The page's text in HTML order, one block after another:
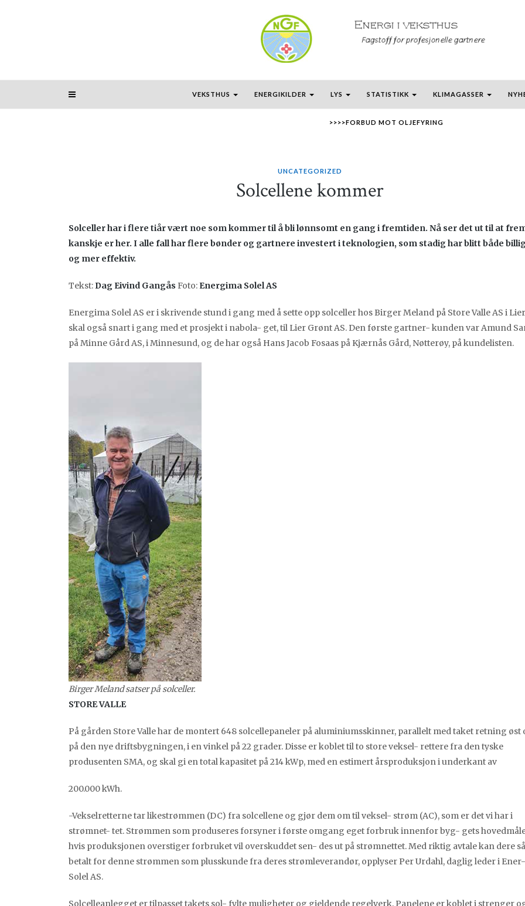
VEKSTHUS ENERGIKILDER LYS STATISTIKK KLIMAGASSER
>>>>FORBUD MOT OLJEFYRING
UNCATEGORIZED
Solcellene kommer
Solceller har i flere tiår vært noe som kommer til å bli lønnsomt en gang i fremtiden. Nå ser det ut til at
kanskje er her. I alle fall har flere bønder og gartnere investert i teknologien, som stadig har blitt både
og mer effektiv.
Tekst: Dag Eivind Gangås Foto: Energima Solel AS
Energima Solel AS er i skrivende stund i gang med å sette opp solceller hos Birger Meland på Store Valle AS i
skal også snart i gang med et prosjekt i nabola- get, til Lier Grønt AS. Den første gartner- kunden var Amund
på Minne Gård AS, i Minnesund, og de har også Hans Jacob Fosaas på Kjærnås Gård, Nøtterøy, på kundelisten.
Birger Meland satser på solceller.
STORE VALLE
På gården Store Valle har de montert 648 solcellepaneler på aluminiumsskinner, parallelt med taket retning øst
på den nye driftsbygningen, i en vinkel på 22 grader. Disse er koblet til to store veksel- rettere fra den tyske
produsenten SMA, og skal gi en total kapasitet på 214 kWp, med en estimert årsproduksjon i underkant av
200.000 kWh.
-Vekselretterne tar likestrømmen (DC) fra solcellene og gjør dem om til veksel- strøm (AC), som er det vi har i
strømnet- tet. Strømmen som produseres forsyner i første omgang eget forbruk innenfor byg- gets
hvis produksjonen overstiger forbruket vil overskuddet sen- des ut på strømnettet. Med riktig avtale kan dere
betalt for denne strømmen som plusskunde fra deres strømleverandør, opplyser Per Urdahl, daglig leder i
Solel AS.
Solcelleanlegget er tilpasset takets sol- fylte muligheter og gjeldende regelverk, Panelene er koblet i strenger